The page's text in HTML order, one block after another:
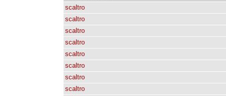
scaltro
scaltro
scaltro
scaltro
scaltro
scaltro
scaltro
scaltro